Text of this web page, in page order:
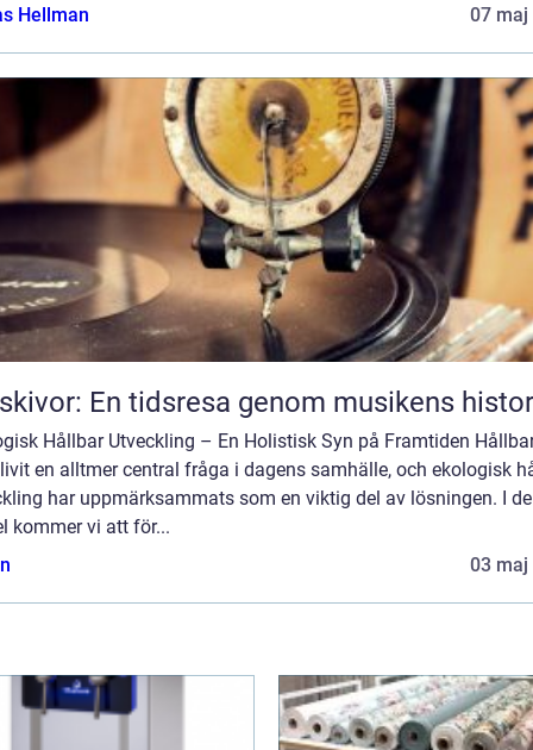
Hellman
07 maj
En tidsresa genom musikens
Hållbar Utveckling – En Holistisk Syn på Framtiden
en alltmer central fråga i dagens samhälle, och ekologisk
har uppmärksammats som en viktig del av lösningen. I
kommer vi att för...
03 maj